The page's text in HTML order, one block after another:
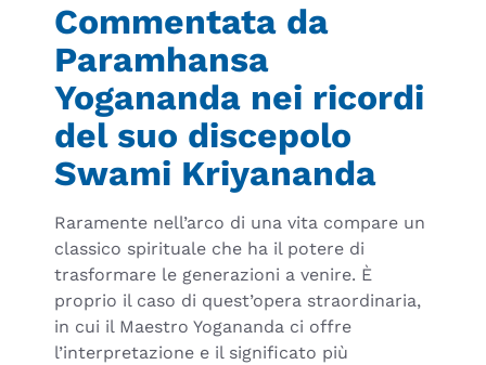
Commentata da
Paramhansa
Yogananda nei ricordi
del suo discepolo
Swami Kriyananda
Raramente nell’arco di una vita compare un
classico spirituale che ha il potere di
trasformare le generazioni a venire. È
proprio il caso di quest’opera straordinaria,
in cui il Maestro Yogananda ci offre
l’interpretazione e il significato più